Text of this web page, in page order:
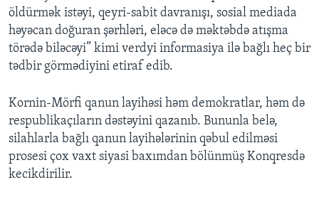
öldürmək istəyi, qeyri-sabit davranışı, sosial mediada
həyəcan doğuran şərhləri, eləcə də məktəbdə atışma
törədə biləcəyi” kimi verdyi informasiya ilə bağlı heç bir
tədbir görmədiyini etiraf edib.
Kornin-Mörfi qanun layihəsi həm demokratlar, həm də
respublikaçıların dəstəyini qazanıb. Bununla belə,
silahlarla bağlı qanun layihələrinin qəbul edilməsi
prosesi çox vaxt siyasi baxımdan bölünmüş Konqresdə
kecikdirilir.